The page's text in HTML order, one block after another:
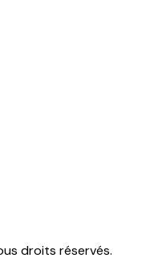
droits réservés.